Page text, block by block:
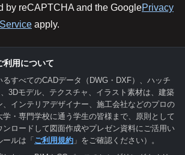
by reCAPTCHA and the GooglePrivacy
apply.
用について
すべてのCADデータ（DWG・DXF）、ハッチ
3Dモデル、テクスチャ、イラスト素材は、建築
インテリアデザイナー、施工会社などのプロの
・専門学校に通う学生の皆様まで、原則として
ロードして図面作成やプレゼン資料にご活用い
ールは「ご利用規約 」をご確認ください）。